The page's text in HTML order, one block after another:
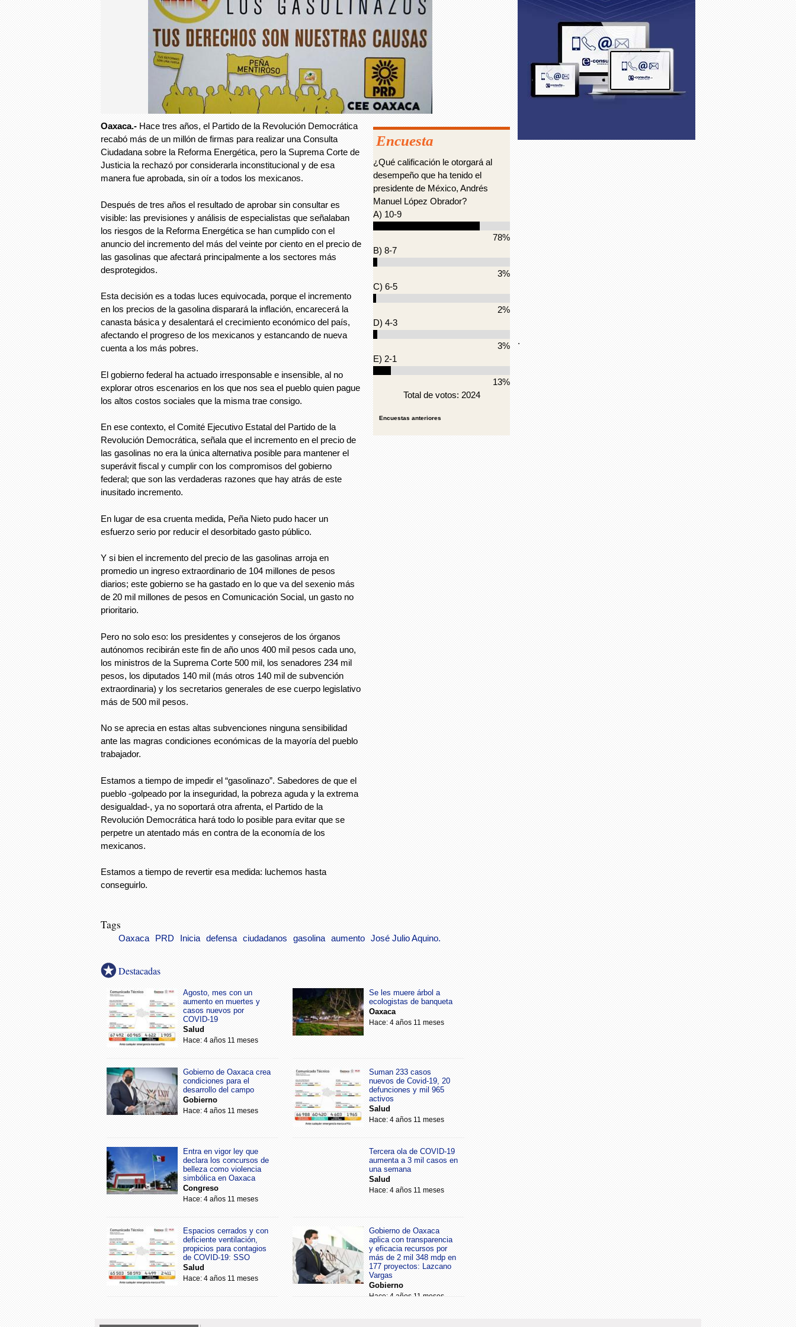
Oaxaca.- Hace tres años, el Partido de la Revolución Democrática
recabó más de un millón de firmas para realizar una Consulta
Ciudadana sobre la Reforma Energética, pero la Suprema Corte de
Justicia la rechazó por considerarla inconstitucional y de esa
manera fue aprobada, sin oír a todos los mexicanos.
Después de tres años el resultado de aprobar sin consultar es
visible: las previsiones y análisis de especialistas que señalaban
los riesgos de la Reforma Energética se han cumplido con el
anuncio del incremento del más del veinte por ciento en el precio de
las gasolinas que afectará principalmente a los sectores más
desprotegidos.
Esta decisión es a todas luces equivocada, porque el incremento
en los precios de la gasolina disparará la inflación, encarecerá la
canasta básica y desalentará el crecimiento económico del país,
afectando el progreso de los mexicanos y estancando de nueva
cuenta a los más pobres.
El gobierno federal ha actuado irresponsable e insensible, al no
explorar otros escenarios en los que nos sea el pueblo quien pague
los altos costos sociales que la misma trae consigo.
En ese contexto, el Comité Ejecutivo Estatal del Partido de la
Revolución Democrática, señala que el incremento en el precio de
las gasolinas no era la única alternativa posible para mantener el
superávit fiscal y cumplir con los compromisos del gobierno
federal; que son las verdaderas razones que hay atrás de este
inusitado incremento.
En lugar de esa cruenta medida, Peña Nieto pudo hacer un
esfuerzo serio por reducir el desorbitado gasto público.
Y si bien el incremento del precio de las gasolinas arroja en
promedio un ingreso extraordinario de 104 millones de pesos
diarios; este gobierno se ha gastado en lo que va del sexenio más
de 20 mil millones de pesos en Comunicación Social, un gasto no
prioritario.
Pero no solo eso: los presidentes y consejeros de los órganos
autónomos recibirán este fin de año unos 400 mil pesos cada uno,
los ministros de la Suprema Corte 500 mil, los senadores 234 mil
pesos, los diputados 140 mil (más otros 140 mil de subvención
extraordinaria) y los secretarios generales de ese cuerpo legislativo
más de 500 mil pesos.
No se aprecia en estas altas subvenciones ninguna sensibilidad
ante las magras condiciones económicas de la mayoría del pueblo
trabajador.
Estamos a tiempo de impedir el “gasolinazo”. Sabedores de que el
pueblo -golpeado por la inseguridad, la pobreza aguda y la extrema
desigualdad-, ya no soportará otra afrenta, el Partido de la
Revolución Democrática hará todo lo posible para evitar que se
perpetre un atentado más en contra de la economía de los
mexicanos.
Estamos a tiempo de revertir esa medida: luchemos hasta
conseguirlo.
Encuesta
¿Qué calificación le otorgará al
desempeño que ha tenido el
presidente de México, Andrés
Manuel López Obrador?
A) 10-9
78%
B) 8-7
3%
C) 6-5
2%
D) 4-3
3%
E) 2-1
13%
Total de votos: 2024
Encuestas anteriores
Tags
Oaxaca PRD Inicia defensa ciudadanos gasolina aumento José Julio Aquino.
Destacadas
Agosto, mes con un
aumento en muertes y
casos nuevos por
COVID-19
Salud
Hace: 4 años 11 meses
Se les muere árbol a
ecologistas de banqueta
Oaxaca
Hace: 4 años 11 meses
Gobierno de Oaxaca crea
condiciones para el
desarrollo del campo
Gobierno
Hace: 4 años 11 meses
Suman 233 casos
nuevos de Covid-19, 20
defunciones y mil 965
activos
Salud
Hace: 4 años 11 meses
Entra en vigor ley que
declara los concursos de
belleza como violencia
simbólica en Oaxaca
Congreso
Hace: 4 años 11 meses
Tercera ola de COVID-19
aumenta a 3 mil casos en
una semana
Salud
Hace: 4 años 11 meses
Espacios cerrados y con
deficiente ventilación,
propicios para contagios
de COVID-19: SSO
Salud
Hace: 4 años 11 meses
Gobierno de Oaxaca
aplica con transparencia
y eficacia recursos por
más de 2 mil 348 mdp en
177 proyectos: Lazcano
Vargas
Gobierno
Hace: 4 años 11 meses
.